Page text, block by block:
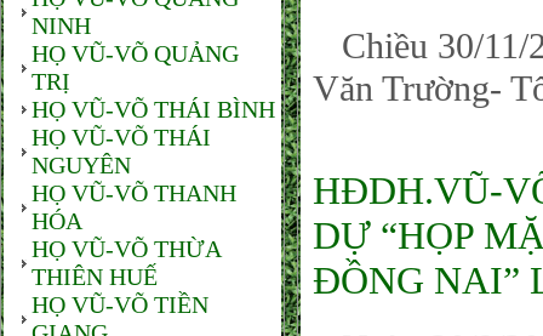
NINH
HỌ VŨ-VÕ QUẢNG
TRỊ
HỌ VŨ-VÕ THÁI BÌNH
HỌ VŨ-VÕ THÁI
NGUYÊN
HỌ VŨ-VÕ THANH
HÓA
HỌ VŨ-VÕ THỪA
THIÊN HUẾ
HỌ VŨ-VÕ TIỀN
Chiều 30/11/
Văn Trường-
HĐDH.VŨ-
DỰ “HỌP
ĐỒNG NAI”